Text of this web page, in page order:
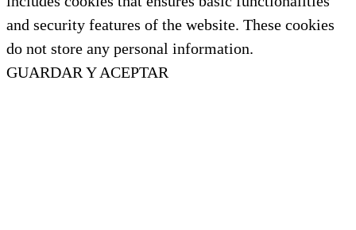
and security features of the website. These cookies
do not store any personal information.
GUARDAR Y ACEPTAR